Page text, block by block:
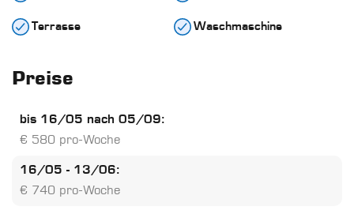
Terrasse Waschmaschine
Preise
bis 16/05 nach 05/09:
€ 580 pro-Woche
16/05 - 13/06:
€ 740 pro-Woche